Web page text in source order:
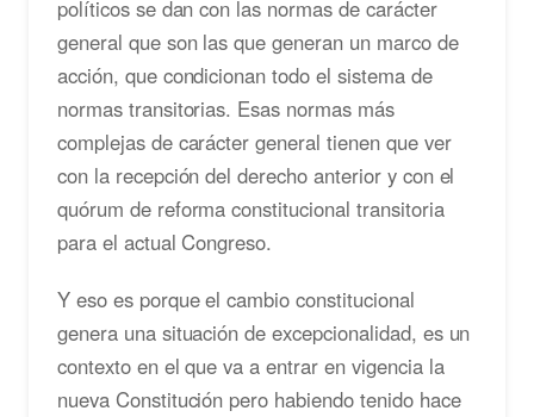
políticos se dan con las normas de carácter
general que son las que generan un marco de
acción, que condicionan todo el sistema de
normas transitorias. Esas normas más
complejas de carácter general tienen que ver
con la recepción del derecho anterior y con el
quórum de reforma constitucional transitoria
para el actual Congreso.
Y eso es porque el cambio constitucional
genera una situación de excepcionalidad, es un
contexto en el que va a entrar en vigencia la
nueva Constitución pero habiendo tenido hace